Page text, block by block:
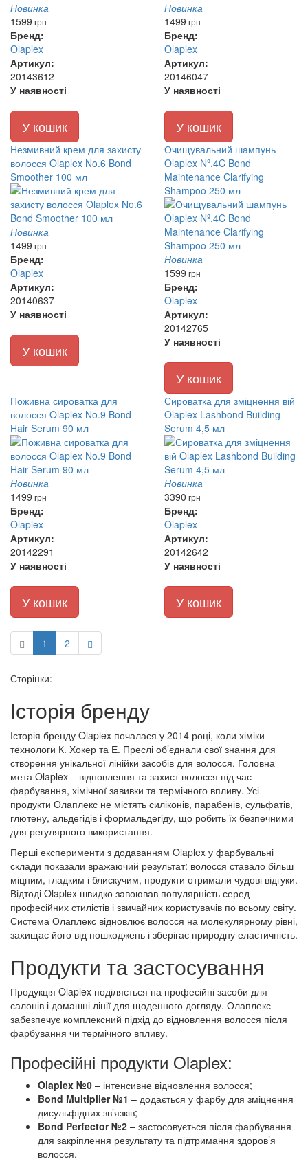
Новинка
1599 грн
Бренд:
Olaplex
Артикул:
20143612
У наявності
У кошик
Новинка
1499 грн
Бренд:
Olaplex
Артикул:
20146047
У наявності
У кошик
Незмивний крем для захисту
волосся Olaplex No.6 Bond
Smoother 100 мл
Новинка
1499 грн
Бренд:
Olaplex
Артикул:
20140637
У наявності
У кошик
Очищувальний шампунь
Olaplex Nº.4C Bond
Maintenance Clarifying
Shampoo 250 мл
Новинка
1599 грн
Бренд:
Olaplex
Артикул:
20142765
У наявності
У кошик
Поживна сироватка для
волосся Olaplex No.9 Bond
Hair Serum 90 мл
Новинка
1499 грн
Бренд:
Olaplex
Артикул:
20142291
У наявності
У кошик
Сироватка для зміцнення вій
Olaplex Lashbond Building
Serum 4,5 мл
Новинка
3390 грн
Бренд:
Olaplex
Артикул:
20142642
У наявності
У кошик
1 2
Сторінки:
Історія бренду
Історія бренду Olaplex почалася у 2014 році, коли хіміки-
технологи К. Хокер та Е. Преслі об’єднали свої знання для
створення унікальної лінійки засобів для волосся. Головна
мета Olaplex – відновлення та захист волосся під час
фарбування, хімічної завивки та термічного впливу. Усі
продукти Олаплекс не містять силіконів, парабенів, сульфатів,
глютену, альдегідів і формальдегіду, що робить їх безпечними
для регулярного використання.
Перші експерименти з додаванням Olaplex у фарбувальні
склади показали вражаючий результат: волосся ставало більш
міцним, гладким і блискучим, продукти отримали чудові відгуки.
Відтоді Olaplex швидко завоював популярність серед
професійних стилістів і звичайних користувачів по всьому світу.
Система Олаплекс відновлює волосся на молекулярному рівні,
захищає його від пошкоджень і зберігає природну еластичність.
Продукти та застосування
Продукція Olaplex поділяється на професійні засоби для
салонів і домашні лінії для щоденного догляду. Олаплекс
забезпечує комплексний підхід до відновлення волосся після
фарбування чи термічного впливу.
Професійні продукти Olaplex:
Olaplex №0 – інтенсивне відновлення волосся;
Bond Multiplier №1 – додається у фарбу для зміцнення
дисульфідних зв’язків;
Bond Perfector №2 – застосовується після фарбування
для закріплення результату та підтримання здоров’я
волосся.